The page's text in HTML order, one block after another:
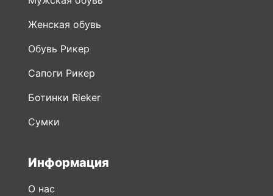
Женская обувь
Обувь Рикер
Сапоги Рикер
Ботинки Rieker
Сумки
Информация
О нас